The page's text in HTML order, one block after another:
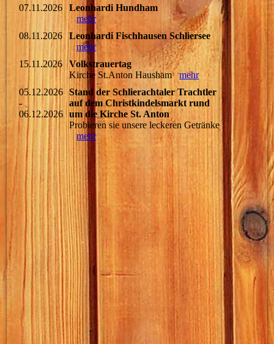
07.11.2026
Leonhardi Hundham
mehr
08.11.2026
Leonhardi Fischhausen Schliersee
mehr
15.11.2026
Volkstrauertag
Kirche St.Anton Haushammehr
05.12.2026
-
06.12.2026
Stand der Schlierachtaler Trachtler
auf dem Christkindelsmarkt rund
um die Kirche St. Anton
Probieren sie unsere leckeren Getränke
mehr